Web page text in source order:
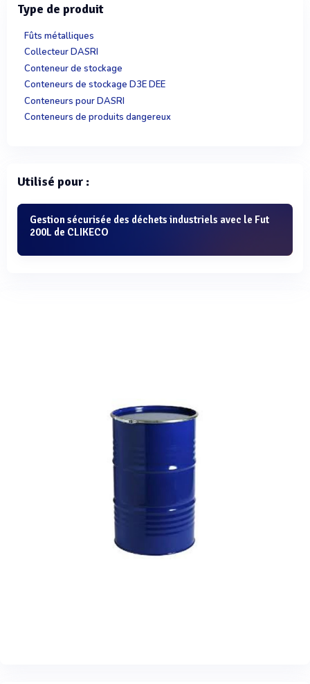
Type de produit
Fûts métalliques
Collecteur DASRI
Conteneur de stockage
Conteneurs de stockage D3E DEE
Conteneurs pour DASRI
Conteneurs de produits dangereux
Utilisé pour :
Gestion sécurisée des déchets industriels avec le Fut
200L de CLIKECO